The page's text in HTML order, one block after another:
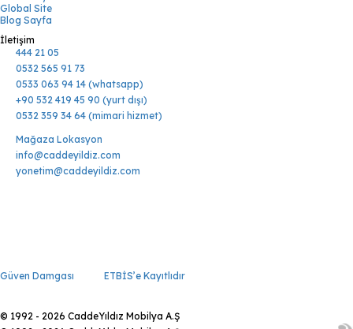
Global Site
Blog Sayfa
İletişim
444 21 05
0532 565 91 73
0533 063 94 14 (whatsapp)
+90 532 419 45 90 (yurt dışı)
0532 359 34 64 (mimari hizmet)
Mağaza Lokasyon
info@caddeyildiz.com
yonetim@caddeyildiz.com
Güven Damgası ETBİS’e Kayıtlıdır
© 1992 - 2026 CaddeYıldız Mobilya A.Ş